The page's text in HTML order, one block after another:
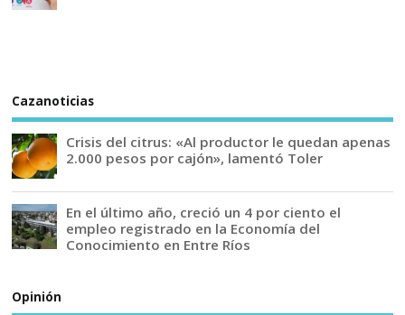
Cazanoticias
Crisis del citrus: «Al productor le quedan apenas
2.000 pesos por cajón», lamentó Toler
En el último año, creció un 4 por ciento el
empleo registrado en la Economía del
Conocimiento en Entre Ríos
Opinión